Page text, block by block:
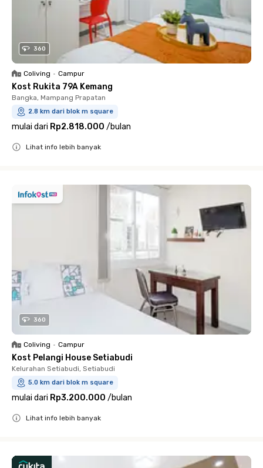
360
Coliving • Campur
Kost Rukita 79A Kemang
Bangka, Mampang Prapatan
2.8 km dari blok m square
mulai dari Rp2.818.000 /bulan
Lihat info lebih banyak
360
Coliving • Campur
Kost Pelangi House Setiabudi
Kelurahan Setiabudi, Setiabudi
5.0 km dari blok m square
mulai dari Rp3.200.000 /bulan
Lihat info lebih banyak